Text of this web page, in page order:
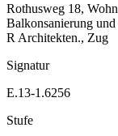
Rothusweg 18,
Balkonsanierung
R Architekten., Zug
Signatur
E.13-1.6256
Stufe